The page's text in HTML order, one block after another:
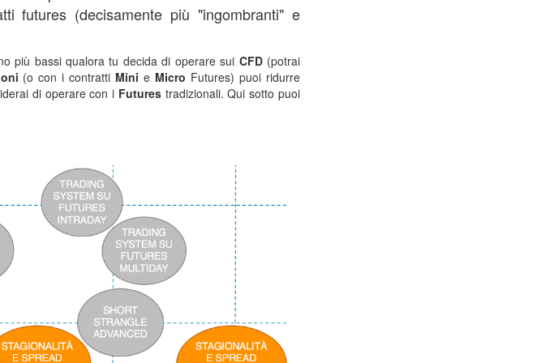
futures (decisamente più "ingombranti" e
più bassi qualora tu decida di operare sui CFD(potrai
(o con i contratti Mini e Micro Futures) puoi ridurre
di operare con i Futurestradizionali. Qui sotto puoi